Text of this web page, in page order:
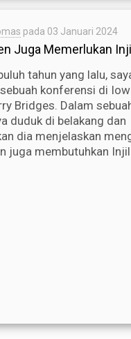
pada 03 Januari 2024
Juga Memerlukan Injil
tahun yang lalu,
konferensi di
Bridges. Dalam
duduk di belakang dan
dia menjelaskan
juga membutuhkan